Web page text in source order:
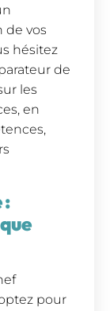
de vos
hésitez
de
les
en
:
pour